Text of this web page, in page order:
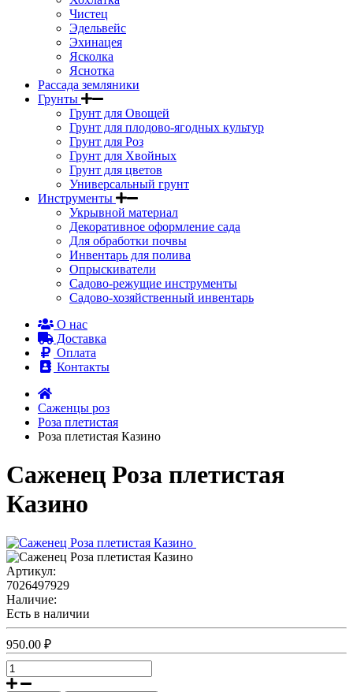
Чистец
Эдельвейс
Эхинацея
Ясколка
Яснотка
Рассада земляники
Грунты
Грунт для Овощей
Грунт для плодово-ягодных культур
Грунт для Роз
Грунт для Хвойных
Грунт для цветов
Универсальный грунт
Инструменты
Укрывной материал
Декоративное оформление сада
Для обработки почвы
Инвентарь для полива
Опрыскиватели
Садово-режущие инструменты
Садово-хозяйственный инвентарь
О нас
Доставка
Оплата
Контакты
Саженцы роз
Роза плетистая
Роза плетистая Казино
Саженец Роза плетистая
Казино
Артикул:
7026497929
Наличие:
Есть в наличии
950.00 ₽